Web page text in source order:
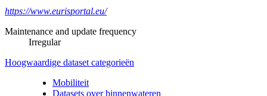
https://www.eurisportal.eu/
Maintenance and update frequency
Irregular
Hoogwaardige dataset categorieën
Mobiliteit
Datasets over binnenwateren